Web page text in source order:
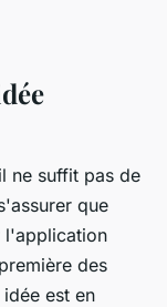
de
ne suffit pas de
que
l'application
des
est en